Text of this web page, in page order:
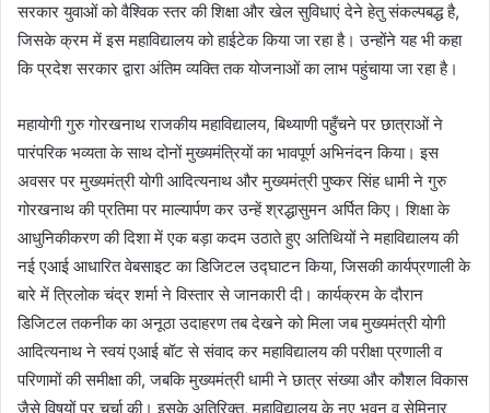
सरकार युवाओं को वैश्विक स्तर की शिक्षा और खेल सुविधाएं देने हेतु संकल्पबद्ध है,
जिसके क्रम में इस महाविद्यालय को हाईटेक किया जा रहा है। उन्होंने यह भी कहा
कि प्रदेश सरकार द्वारा अंतिम व्यक्ति तक योजनाओं का लाभ पहुंचाया जा रहा है।
महायोगी गुरु गोरखनाथ राजकीय महाविद्यालय, बिथ्याणी पहुँचने पर छात्राओं ने
पारंपरिक भव्यता के साथ दोनों मुख्यमंत्रियों का भावपूर्ण अभिनंदन किया। इस
अवसर पर मुख्यमंत्री योगी आदित्यनाथ और मुख्यमंत्री पुष्कर सिंह धामी ने गुरु
गोरखनाथ की प्रतिमा पर माल्यार्पण कर उन्हें श्रद्धासुमन अर्पित किए। शिक्षा के
आधुनिकीकरण की दिशा में एक बड़ा कदम उठाते हुए अतिथियों ने महाविद्यालय की
नई एआई आधारित वेबसाइट का डिजिटल उद्घाटन किया, जिसकी कार्यप्रणाली के
बारे में त्रिलोक चंद्र शर्मा ने विस्तार से जानकारी दी। कार्यक्रम के दौरान
डिजिटल तकनीक का अनूठा उदाहरण तब देखने को मिला जब मुख्यमंत्री योगी
आदित्यनाथ ने स्वयं एआई बॉट से संवाद कर महाविद्यालय की परीक्षा प्रणाली व
परिणामों की समीक्षा की, जबकि मुख्यमंत्री धामी ने छात्र संख्या और कौशल विकास
जैसे विषयों पर चर्चा की। इसके अतिरिक्त, महाविद्यालय के नए भवन व सेमिनार